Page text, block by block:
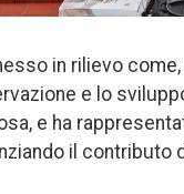
in rilievo
e lo
e ha
il contributo